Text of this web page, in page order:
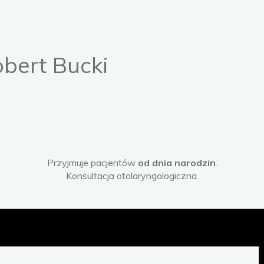
Bucki
Przyjmuje pacjentów od dnia narodzin
Konsultacja otolaryngologiczna.